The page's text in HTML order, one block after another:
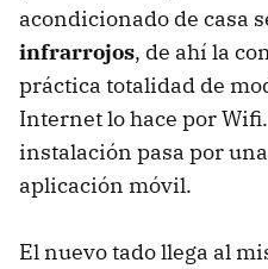
acondicionado de casa
infrarrojos, de ahí la
práctica totalidad de
Internet lo hace por
instalación pasa por
aplicación móvil.
El nuevo tado llega al